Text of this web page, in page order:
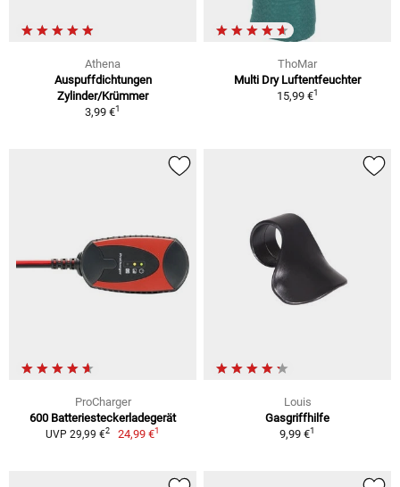
Athena
Auspuffdichtungen
Zylinder/Krümmer
3,99 €1
ThoMar
Multi Dry Luftentfeuchter
15,99 €1
ProCharger
600 Batteriesteckerladegerät
UVP 29,99 €2 24,99 €1
Louis
Gasgriffhilfe
9,99 €1